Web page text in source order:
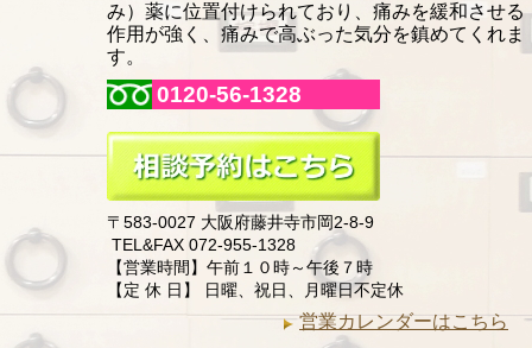
み）薬に位置付けられており、痛みを緩和させる
作用が強く、痛みで高ぶった気分を鎮めてくれま
す。
0120-56-1328
〒583-0027 大阪府藤井寺市岡2-8-9
TEL&FAX 072-955-1328
【営業時間】午前１０時～午後７時
【定 休 日】 日曜、祝日、月曜日不定休
営業カレンダーはこちら